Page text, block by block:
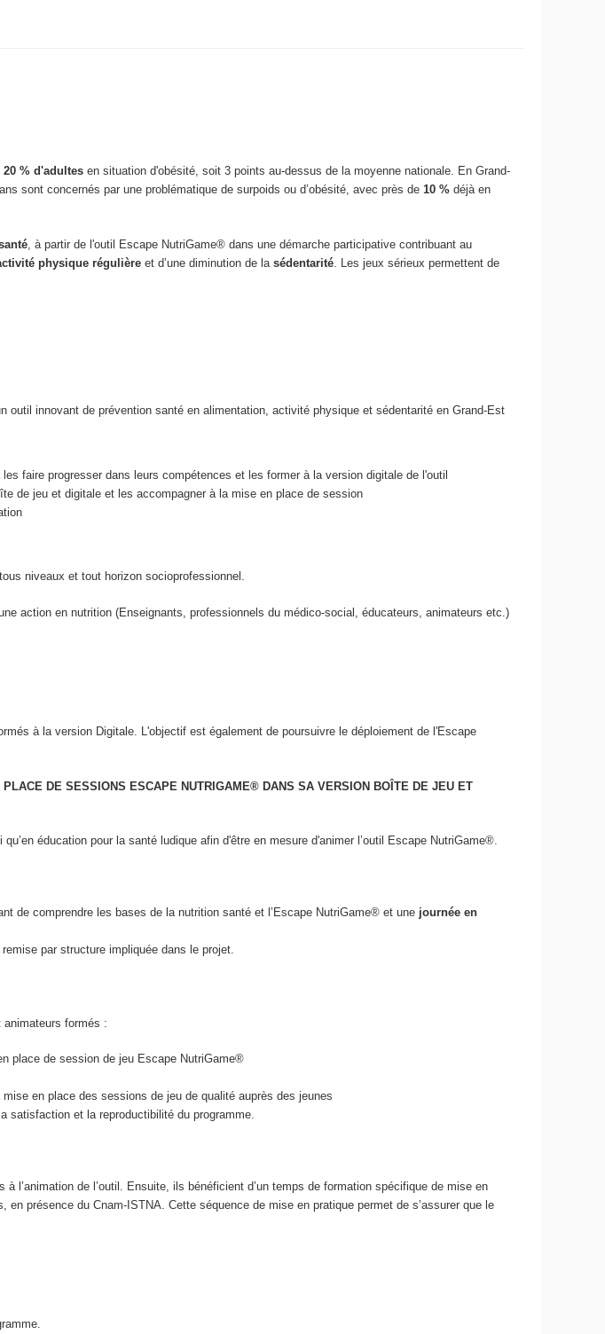
20 % d'adultes en situation d'obésité, soit 3 points au-dessus de la moyenne nationale. En Grand-
sont concernés par une problématique de surpoids ou d’obésité, avec près de10 % déjà en
, à partir de l'outil Escape NutriGame® dans une démarche participative contribuant au
physique régulière et d’une diminution de lasédentarité . Les jeux sérieux permettent de
innovant de prévention santé en alimentation, activité physique et sédentarité en Grand-Est
faire progresser dans leurs compétences et les former à la version digitale de l'outil
de jeu et digitale et les accompagner à la mise en place de session
niveaux et tout horizon socioprofessionnel.
action en nutrition (Enseignants, professionnels du médico-social, éducateurs, animateurs etc.)
à la version Digitale. L'objectif est également de poursuivre le déploiement de l'Escape
DE SESSIONS ESCAPE NUTRIGAME®DANS SA VERSION BOÎTE DE JEU ET
éducation pour la santé ludique afin d'être en mesure d'animer l’outil Escape NutriGame®.
de comprendre les bases de la nutrition santé et l’Escape NutriGame® et une journée en
par structure impliquée dans le projet.
animateurs formés :
place de session de jeu Escape NutriGame®
en place des sessions de jeu de qualité auprès des jeunes
satisfaction et la reproductibilité du programme.
l’animation de l’outil. Ensuite, ils bénéficient d’un temps de formation spécifique de mise en
présence du Cnam-ISTNA. Cette séquence de mise en pratique permet de s’assurer que le